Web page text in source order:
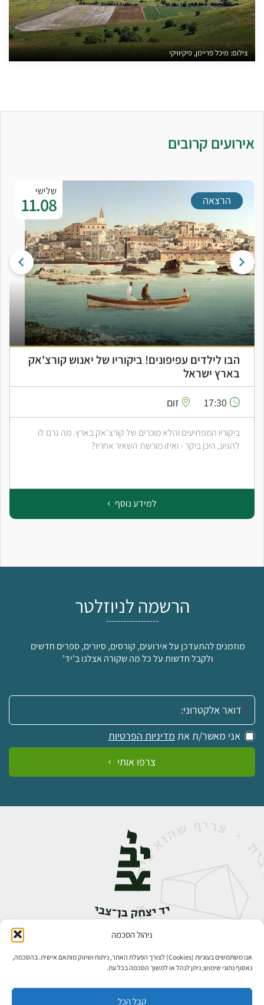
ניהול הסכמה
אנו משתמשים בעוגיות (Cookies) לצורך הפעלת האתר, ניתוח ושיווק מותאם אישית. בהסכמה,
נאסוף נתוני שימוש; ניתן לנהל או למשוך הסכמה בכל עת.
קבל הכל
צילום: מיכל פריימן, פיקיוויקי
אירועים קרובים
שלישי
11.08 הרצאה
הבו לילדים עפיפונים! ביקוריו של יאנוש קורצ'אק
בארץ ישראל
זום
ביקוריו המפתיעים והלא מוכרים של קורצ'אק בארץ. מה גרם לו
להגיע, היכן ביקר - ואיזו מורשת השאיר אחריו?
למידע נוסף
הרשמה לניוזלטר
מוזמנים להתעדכן על אירועים, קורסים, סיורים, ספרים חדשים
ולקבל חדשות על כל מה שקורה אצלנו ב'יד'
אימייל:
אני מאשר/ת את מדיניות הפרטיות
צרפו אותי
אבן גבירול 14, רחביה, ירושלים